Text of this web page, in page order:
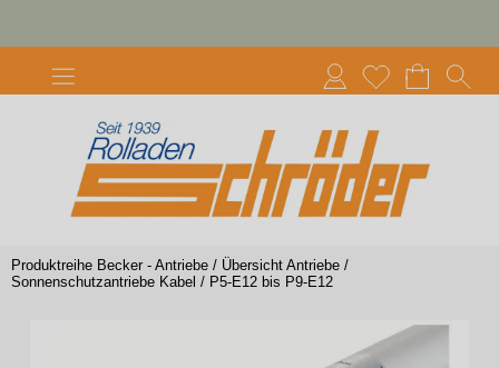
Produktreihe Becker - Antriebe / Übersicht Antriebe /
Sonnenschutzantriebe Kabel / P5-E12 bis P9-E12